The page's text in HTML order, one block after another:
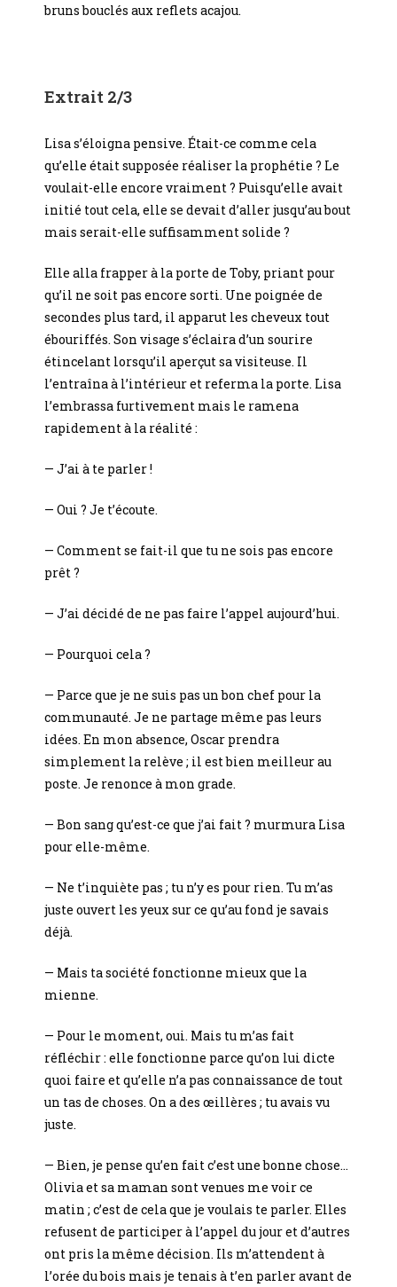
bruns bouclés aux reflets acajou.
Extrait 2/3
Lisa s’éloigna pensive. Était-ce comme cela
qu’elle était supposée réaliser la prophétie ? Le
voulait-elle encore vraiment ? Puisqu’elle avait
initié tout cela, elle se devait d’aller jusqu’au bout
mais serait-elle suffisamment solide ?
Elle alla frapper à la porte de Toby, priant pour
qu’il ne soit pas encore sorti. Une poignée de
secondes plus tard, il apparut les cheveux tout
ébouriffés. Son visage s’éclaira d’un sourire
étincelant lorsqu’il aperçut sa visiteuse. Il
l’entraîna à l’intérieur et referma la porte. Lisa
l’embrassa furtivement mais le ramena
rapidement à la réalité :
— J’ai à te parler !
— Oui ? Je t’écoute.
— Comment se fait-il que tu ne sois pas encore
prêt ?
— J’ai décidé de ne pas faire l’appel aujourd’hui.
— Pourquoi cela ?
— Parce que je ne suis pas un bon chef pour la
communauté. Je ne partage même pas leurs
idées. En mon absence, Oscar prendra
simplement la relève ; il est bien meilleur au
poste. Je renonce à mon grade.
— Bon sang qu’est-ce que j’ai fait ? murmura Lisa
pour elle-même.
— Ne t’inquiète pas ; tu n’y es pour rien. Tu m’as
juste ouvert les yeux sur ce qu’au fond je savais
déjà.
— Mais ta société fonctionne mieux que la
mienne.
— Pour le moment, oui. Mais tu m’as fait
réfléchir : elle fonctionne parce qu’on lui dicte
quoi faire et qu’elle n’a pas connaissance de tout
un tas de choses. On a des œillères ; tu avais vu
juste.
— Bien, je pense qu’en fait c’est une bonne chose…
Olivia et sa maman sont venues me voir ce
matin ; c’est de cela que je voulais te parler. Elles
refusent de participer à l’appel du jour et d’autres
ont pris la même décision. Ils m’attendent à
l’orée du bois mais je tenais à t’en parler avant de